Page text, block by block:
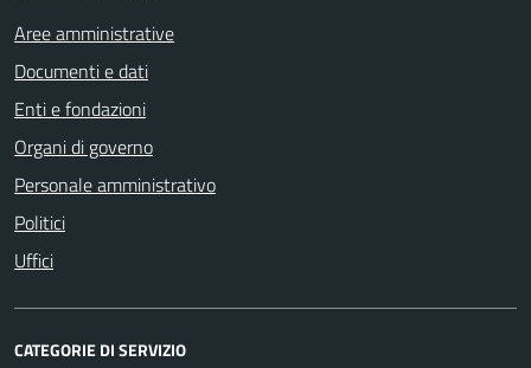
Aree amministrative
Documenti e dati
Enti e fondazioni
Organi di governo
Personale amministrativo
Politici
Uffici
CATEGORIE DI SERVIZIO